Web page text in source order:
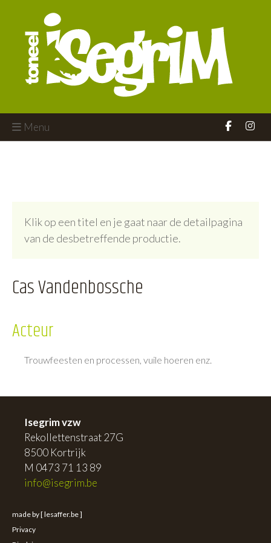
Menu
Klik op een titel en je gaat naar de detailpagina
van de desbetreffende productie.
Cas Vandenbossche
Acteur
Trouwfeesten en processen, vuile hoeren enz.
Isegrim vzw
Rekollettenstraat 27G
8500 Kortrijk
M 0473 71 13 89
info@isegrim.be
made by [ lesaffer.be ]
Privacy